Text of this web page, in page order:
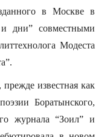
в Москве в
дни” совместными
Модеста
известная как
Боратынского,
журнала “Зоил” и